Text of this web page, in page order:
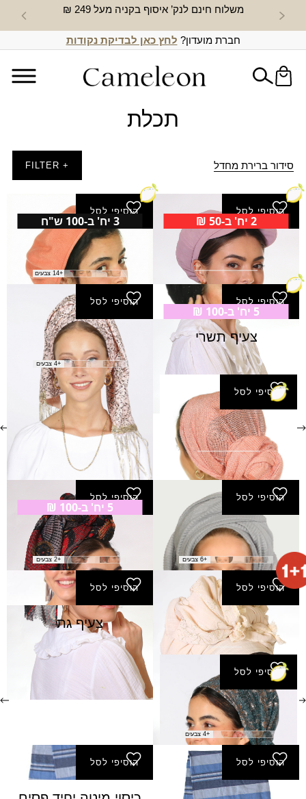
משלוח חינם לנק’ איסוף בקניה מעל 249 ₪ חדש
חברת מועדון? לחץ כאן לבדיקת נקודות
תכלת
סידור ברירת מחדל + FILTER
2 יח' ב-50 ₪
הוסיפי לסל
קסקט דבי
₪ 29.00
3 יח' ב-100 ש"ח
הוסיפי לסל
ברט חלק M
₪40.00
+14 צבעים
5 יח' ב-100 ₪
הוסיפי לסל
צעיף תשרי
הוסיפי לסל
צעיף ברוש
₪120.00
+4 צבעים
הוסיפי לסל
צעיף פרח ריבועים
₪80.00
הוסיפי לסל
מטפחת אסתר
₪40.00
+6 צבעים
5 יח' ב-100 ₪
הוסיפי לסל
צעיף תאיר
₪40.00
+2 צבעים
הוסיפי לסל
צעיף אריסטו
₪130.00
הוסיפי לסל
צעיף גת
הוסיפי לסל
צעיף פרח +גומי
₪60.00
+4 צבעים
הוסיפי לסל הוסיפי לסל